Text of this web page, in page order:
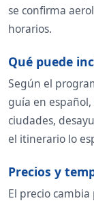
se confirma
horarios.
Qué puede
Según el
guía en
ciudades,
el itinerario lo
Precios y
El precio